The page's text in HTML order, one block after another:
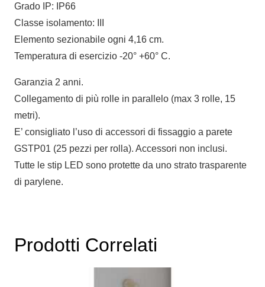
Grado IP: IP66
Classe isolamento: III
Elemento sezionabile ogni 4,16 cm.
Temperatura di esercizio -20° +60° C.
Garanzia 2 anni.
Collegamento di più rolle in parallelo (max 3 rolle, 15
metri).
E’ consigliato l’uso di accessori di fissaggio a parete
GSTP01 (25 pezzi per rolla). Accessori non inclusi.
Tutte le stip LED sono protette da uno strato trasparente
di parylene.
Prodotti Correlati